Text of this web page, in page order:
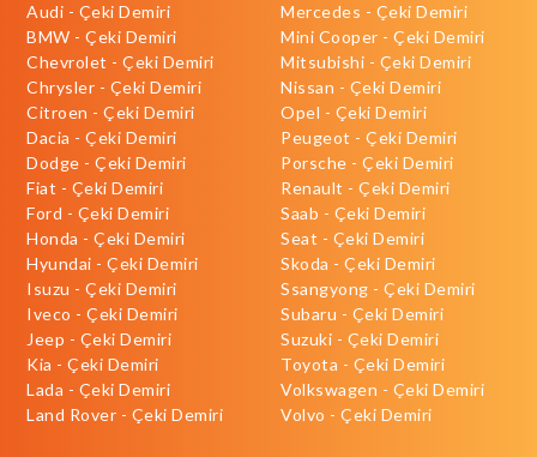
Audi - Çeki Demiri
BMW - Çeki Demiri
Chevrolet - Çeki Demiri
Chrysler - Çeki Demiri
Citroen - Çeki Demiri
Dacia - Çeki Demiri
Dodge - Çeki Demiri
Fiat - Çeki Demiri
Ford - Çeki Demiri
Honda - Çeki Demiri
Hyundai - Çeki Demiri
Isuzu - Çeki Demiri
Iveco - Çeki Demiri
Jeep - Çeki Demiri
Kia - Çeki Demiri
Lada - Çeki Demiri
Land Rover - Çeki Demiri
Mercedes - Çeki Demiri
Mini Cooper - Çeki Demiri
Mitsubishi - Çeki Demiri
Nissan - Çeki Demiri
Opel - Çeki Demiri
Peugeot - Çeki Demiri
Porsche - Çeki Demiri
Renault - Çeki Demiri
Saab - Çeki Demiri
Seat - Çeki Demiri
Skoda - Çeki Demiri
Ssangyong - Çeki Demiri
Subaru - Çeki Demiri
Suzuki - Çeki Demiri
Toyota - Çeki Demiri
Volkswagen - Çeki Demiri
Volvo - Çeki Demiri